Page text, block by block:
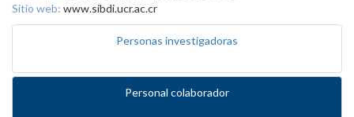
Sitio web: www.sibdi.ucr.ac.cr
Personas investigadoras
Personal colaborador